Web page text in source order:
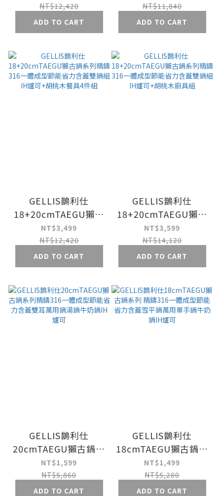
型節能省力含蓋雙鍋組
IH爐可+平衡扣餐具4
件組
NT$12,420
ADD TO CART
型節能省力含蓋雙鍋組
IH爐可+平底導角鏟勺
NT$11,840
ADD TO CART
GELLIS鵲利仕
18+20cmTAEGU獺古
鍋系列精鑄316一體成
型節能省力含蓋雙鍋組
IH爐可+胡桃木餐具4
件組
NT$3,499
NT$12,420
ADD TO CART
GELLIS鵲利仕
18+20cmTAEGU獺古
鍋系列精鑄316一體成
型節能省力含蓋雙鍋組
IH爐可+胡桃木廚具組
NT$3,599
NT$14,120
ADD TO CART
GELLIS鵲利仕
20cmTAEGU獺古鍋系
列精鑄316一體成型節
能省力含蓋雙耳萬用鍋
湯鍋牛奶鍋IH爐可
NT$1,599
NT$5,860
ADD TO CART
GELLIS鵲利仕
18cmTAEGU獺古鍋系
列 精鑄316一體成型節
能省力含蓋雪平鍋萬用
單手鍋牛奶鍋IH爐可
NT$1,499
NT$5,280
ADD TO CART